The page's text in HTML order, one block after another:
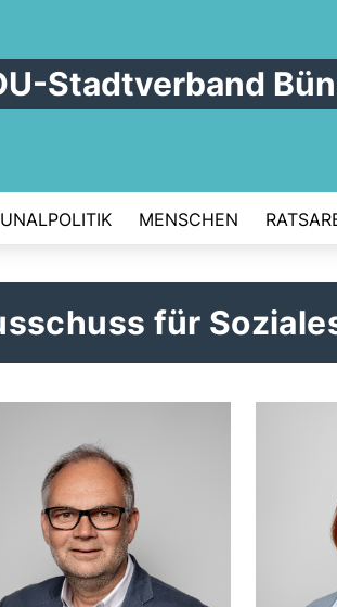
Stadtverband
MENSCHEN
für